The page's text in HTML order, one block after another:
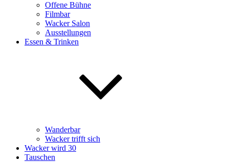
Offene Bühne
Filmbar
Wacker Salon
Ausstellungen
Essen & Trinken
Wanderbar
Wacker trifft sich
Wacker wird 30
Tauschen